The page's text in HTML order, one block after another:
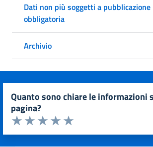
Dati non più soggetti a pubblicazione
obbligatoria
Archivio
quanto sono chiare le informazioni su questa
pagina?
Valuta da 1 a 5 stelle la pagina
Valuta 5 stelle su 5
Valuta 4 stelle su 5
Valuta 3 stelle su 5
Valuta 2 stelle su 5
Valuta 1 stelle su 5